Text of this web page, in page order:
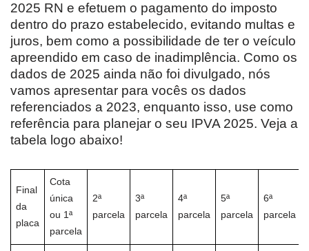
2025 RN e efetuem o pagamento do imposto
dentro do prazo estabelecido, evitando multas e
juros, bem como a possibilidade de ter o veículo
apreendido em caso de inadimplência. Como os
dados de 2025 ainda não foi divulgado, nós
vamos apresentar para vocês os dados
referenciados a 2023, enquanto isso, use como
referência para planejar o seu IPVA 2025. Veja a
tabela logo abaixo!
Final
da
placa
Cota
única
ou 1ª
parcela
2ª
parcela
3ª
parcela
4ª
parcela
5ª
parcela
6ª
parcela